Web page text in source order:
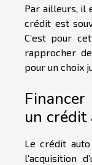
Par ailleurs, il
crédit est
C’est pour
rapprocher
pour un choix
un crédit
Le crédit
l’acquisition